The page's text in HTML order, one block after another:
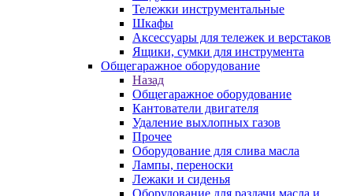
Тележки инструментальные
Шкафы
Аксессуары для тележек и верстаков
Ящики, сумки для инструмента
Общегаражное оборудование
Назад
Общегаражное оборудование
Кантователи двигателя
Удаление выхлопных газов
Прочее
Оборудование для слива масла
Лампы, переноски
Лежаки и сиденья
Оборудование для раздачи масла и